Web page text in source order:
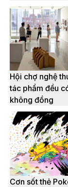
Hội chợ nghệ
tác phẩm đều
không đồng
Cơn sốt thẻ